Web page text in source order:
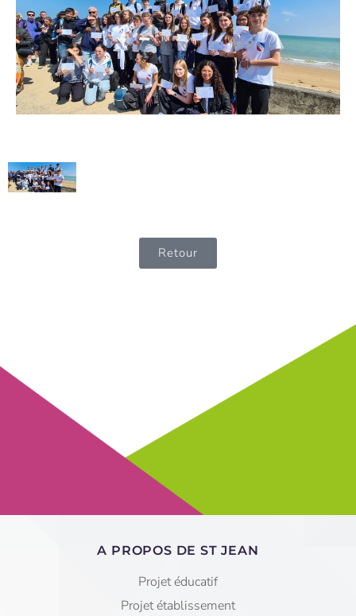
Retour
A PROPOS DE ST JEAN
Projet éducatif
Projet établissement